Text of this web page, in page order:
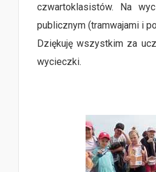
czwartoklasistów. Na
publicznym (tramwajami i
Dziękuję wszystkim za
wycieczki.
E.